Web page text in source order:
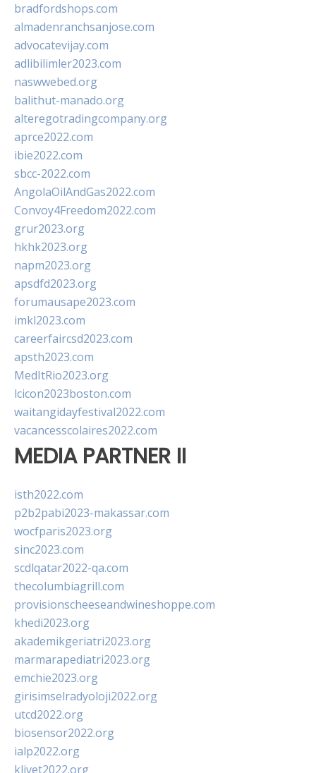
bradfordshops.com
almadenranchsanjose.com
advocatevijay.com
adlibilimler2023.com
naswwebed.org
balithut-manado.org
alteregotradingcompany.org
aprce2022.com
ibie2022.com
sbcc-2022.com
AngolaOilAndGas2022.com
Convoy4Freedom2022.com
grur2023.org
hkhk2023.org
napm2023.org
apsdfd2023.org
forumausape2023.com
imkl2023.com
careerfaircsd2023.com
apsth2023.com
MedItRio2023.org
lcicon2023boston.com
waitangidayfestival2022.com
vacancesscolaires2022.com
MEDIA PARTNER II
isth2022.com
p2b2pabi2023-makassar.com
wocfparis2023.org
sinc2023.com
scdlqatar2022-qa.com
thecolumbiagrill.com
provisionscheeseandwineshoppe.com
khedi2023.org
akademikgeriatri2023.org
marmarapediatri2023.org
emchie2023.org
girisimselradyoloji2022.org
utcd2022.org
biosensor2022.org
ialp2022.org
klivet2022.org